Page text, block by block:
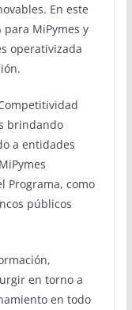
En este
MiPymes y
operativizada
brindando
a entidades
Programa, como
públicos
en torno a
en todo